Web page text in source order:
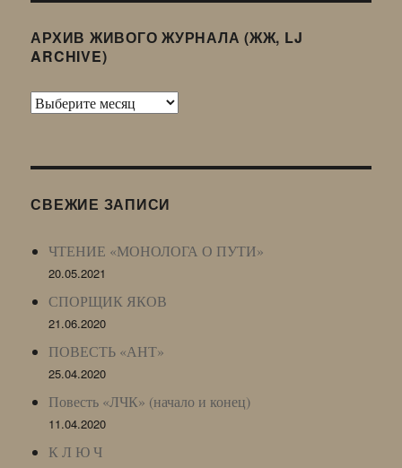
АРХИВ ЖИВОГО ЖУРНАЛА (ЖЖ, LJ
ARCHIVE)
Архив
LJ
СВЕЖИЕ ЗАПИСИ
ЧТЕНИЕ «МОНОЛОГА О ПУТИ»
20.05.2021
СПОРЩИК ЯКОВ
21.06.2020
ПОВЕСТЬ «АНТ»
25.04.2020
Повесть «ЛЧК» (начало и конец)
11.04.2020
К Л Ю Ч